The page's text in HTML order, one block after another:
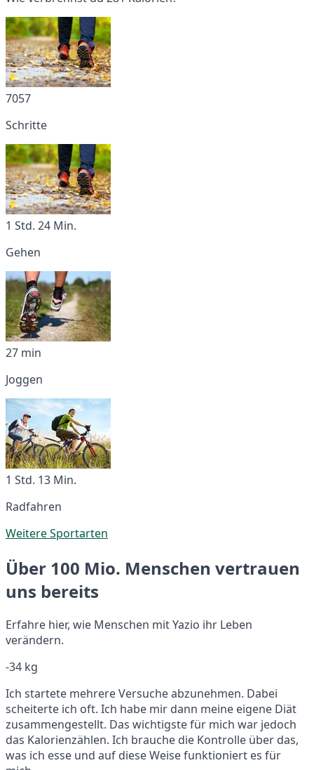
7057
Schritte
1 Std. 24 Min.
Gehen
27 min
Joggen
1 Std. 13 Min.
Radfahren
Weitere Sportarten
Über 100 Mio. Menschen vertrauen
uns bereits
Erfahre hier, wie Menschen mit Yazio ihr Leben
verändern.
-34 kg
Ich startete mehrere Versuche abzunehmen. Dabei
scheiterte ich oft. Ich habe mir dann meine eigene Diät
zusammengestellt. Das wichtigste für mich war jedoch
das Kalorienzählen. Ich brauche die Kontrolle über das,
was ich esse und auf diese Weise funktioniert es für